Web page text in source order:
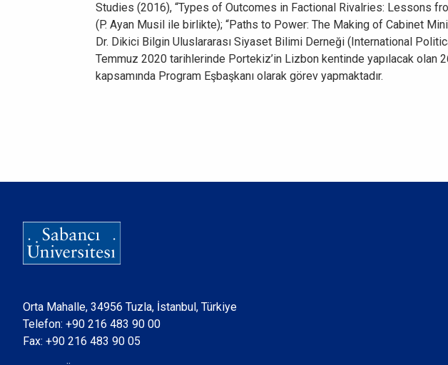
Studies (2016), “Types of Outcomes in Factional Rivalries: Lessons
(P. Ayan Musil ile birlikte); “Paths to Power: The Making of Cabinet
Dr. Dikici Bilgin Uluslararası Siyaset Bilimi Derneği (International
Temmuz 2020 tarihlerinde Portekiz’in Lizbon kentinde yapılacak
kapsamında Program Eşbaşkanı olarak görev yapmaktadır.
Orta Mahalle, 34956 Tuzla, İstanbul, Türkiye
Telefon: +90 216 483 90 00
Fax: +90 216 483 90 05